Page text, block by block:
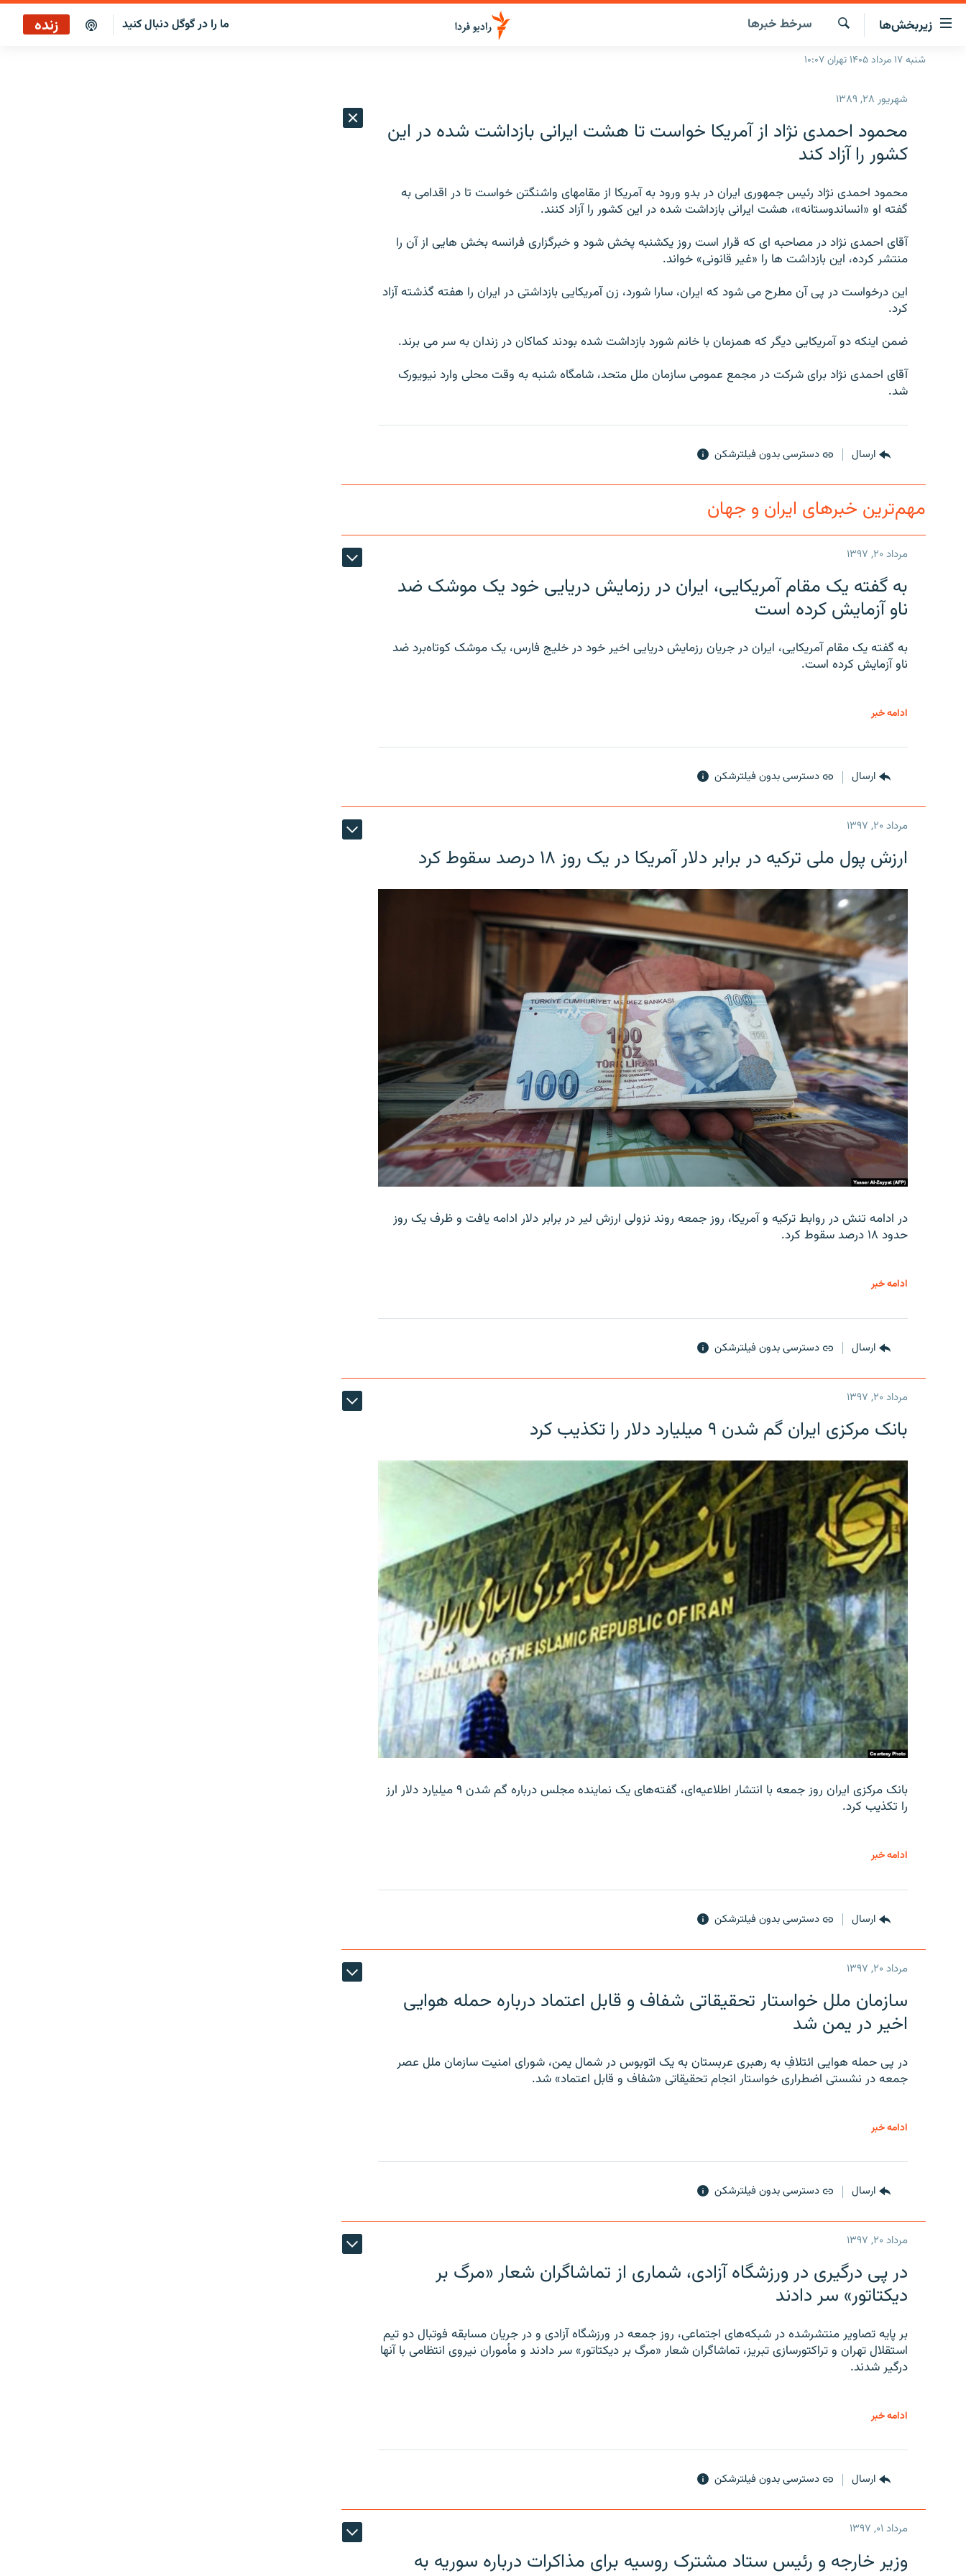
لینک‌های
قابلیت
دسترسی
زیربخش‌ها
صفحه اصلی
انتخاب کنید و بشنوید
برنامه‌های رادیویی
چندرسانه‌ای
گزارش‌های تصویری
گزارش‌های ویدئویی
جستجو
سرخط‌ خبرها ما را در گوگل دنبال کنید زنده
شنبه ۱۷ مرداد ۱۴۰۵ تهران ۱۰:۰۷
شهریور ۲۸, ۱۳۸۹
محمود احمدی نژاد از آمريکا خواست تا هشت ايرانی بازداشت شده در اين
کشور را آزاد کند
محمود احمدی نژاد رئيس جمهوری ايران در بدو ورود به آمريکا از مقامهای واشنگتن خواست تا در اقدامی به
گفته او «انساندوستانه»، هشت ايرانی بازداشت شده در اين کشور را آزاد کنند.
آقای احمدی نژاد در مصاحبه ای که قرار است روز يکشنبه پخش شود و خبرگزاری فرانسه بخش هايی از آن را
منتشر کرده، اين بازداشت ها را «غير قانونی» خواند.
اين درخواست در پی آن مطرح می شود که ايران، سارا شورد، زن آمريکايی بازداشتی در ايران را هفته گذشته آزاد
کرد.
ضمن اينکه دو آمريکايی ديگر که همزمان با خانم شورد بازداشت شده بودند کماکان در زندان به سر می برند.
آقای احمدی نژاد برای شرکت در مجمع عمومی سازمان ملل متحد، شامگاه شنبه به وقت محلی وارد نيويورک
شد.
ارسال دسترسی بدون فیلترشکن
مهم‌ترین خبرهای ایران و جهان
مرداد ۲۰, ۱۳۹۷
به گفته یک مقام آمریکایی، ایران در رزمایش دریایی خود یک موشک ضد
ناو آزمایش کرده است
به گفته یک مقام آمریکایی، ایران در جریان رزمایش دریایی اخیر خود در خلیج فارس، یک موشک کوتاه‌برد ضد
ناو آزمایش کرده است.
ادامه خبر
ارسال دسترسی بدون فیلترشکن
مرداد ۲۰, ۱۳۹۷
ارزش پول ملی ترکیه در برابر دلار آمریکا در یک روز ۱۸ درصد سقوط کرد
در ادامه تنش در روابط ترکیه و آمریکا، روز جمعه روند نزولی ارزش لیر در برابر دلار ادامه یافت و ظرف یک روز
حدود ۱۸ درصد سقوط کرد.
ادامه خبر
ارسال دسترسی بدون فیلترشکن
مرداد ۲۰, ۱۳۹۷
بانک مرکزی ایران گم شدن ۹ میلیارد دلار را تکذیب کرد
بانک مرکزی ایران روز جمعه با انتشار اطلاعیه‌ای، گفته‌های یک نماینده مجلس درباره گم شدن ۹ میلیارد دلار ارز
را تکذیب کرد.
ادامه خبر
ارسال دسترسی بدون فیلترشکن
مرداد ۲۰, ۱۳۹۷
سازمان ملل خواستار تحقیقاتی شفاف و قابل اعتماد درباره حمله هوایی
اخیر در یمن شد
در پی حمله هوایی ائتلافِ به رهبری عربستان به یک اتوبوس در شمال یمن، شورای امنیت سازمان ملل عصر
جمعه در نشستی اضطراری خواستار انجام تحقیقاتی «شفاف و قابل اعتماد» شد.
ادامه خبر
ارسال دسترسی بدون فیلترشکن
مرداد ۲۰, ۱۳۹۷
در پی درگیری در ورزشگاه آزادی، شماری از تماشاگران شعار «مرگ بر
دیکتاتور» سر دادند
بر پایه تصاویر منتشرشده در شبکه‌های اجتماعی، روز جمعه در ورزشگاه آزادی و در جریان مسابقه فوتبال دو تیم
استقلال تهران و تراکتورسازی تبریز، تماشاگران شعار «مرگ بر دیکتاتور» سر دادند و مأموران نیروی انتظامی با آنها
درگیر شدند.
ادامه خبر
ارسال دسترسی بدون فیلترشکن
مرداد ۰۱, ۱۳۹۷
وزیر خارجه و رئیس‌ ستاد مشترک روسیه برای مذاکرات درباره سوریه به